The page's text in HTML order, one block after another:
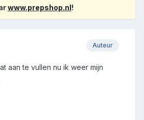
www.prepshop.nl!
Auteur
aan te vullen nu ik weer mijn